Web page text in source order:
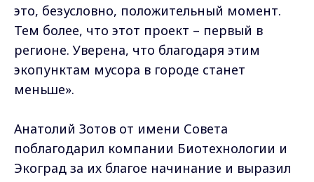
это, безусловно, положительный момент.
Тем более, что этот проект – первый в
регионе. Уверена, что благодаря этим
экопунктам мусора в городе станет
меньше».
Анатолий Зотов от имени Совета
поблагодарил компании Биотехнологии и
Экоград за их благое начинание и выразил